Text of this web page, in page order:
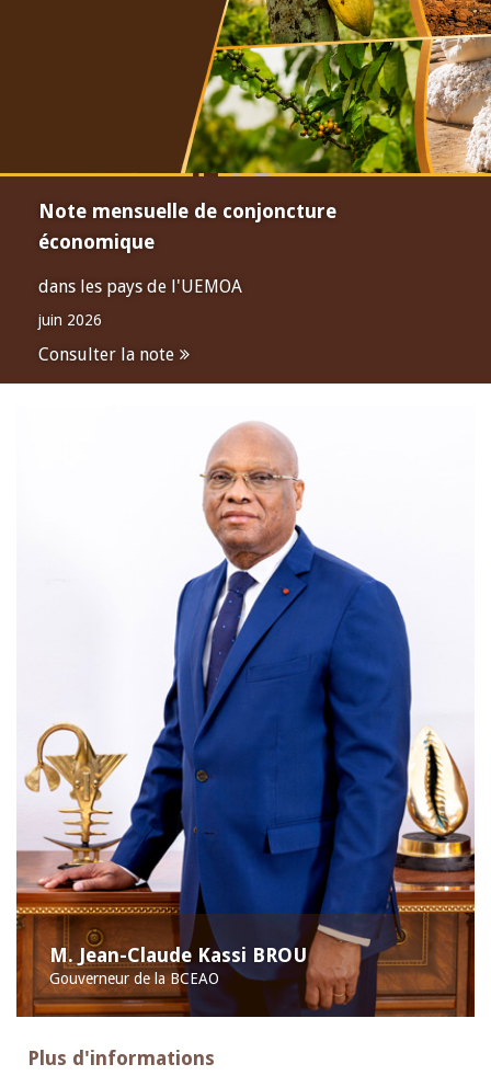
Note mensuelle de conjoncture
économique
dans les pays de l'UEMOA
juin 2026
Consulter la note
M. Jean-Claude Kassi BROU
Gouverneur de la BCEAO
Plus d'informations